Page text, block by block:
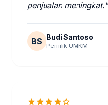
penjualan meningkat."
BS Budi Santoso
Pemilik UMKM
starstarstarstarstar